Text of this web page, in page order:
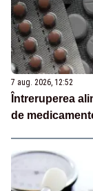
7 aug. 2026, 12:52
Întreruperea
de